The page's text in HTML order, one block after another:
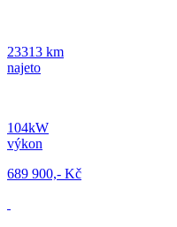
23313 km
najeto
104kW
výkon
689 900,- Kč